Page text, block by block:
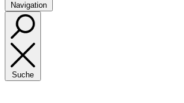
Navigation
Suche